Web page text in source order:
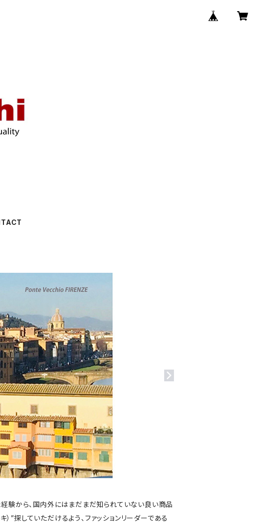
経験から、国内外にはまだまだ知られていない良い商品
”探していただけるよう、ファッションリーダーである